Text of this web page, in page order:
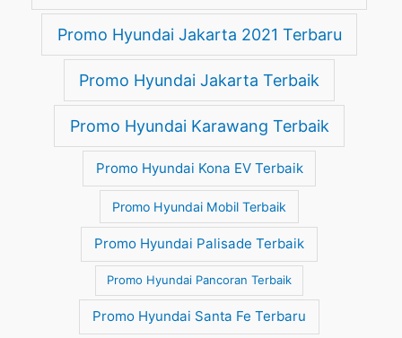
Promo Hyundai Jakarta 2021 Terbaru
Promo Hyundai Jakarta Terbaik
Promo Hyundai Karawang Terbaik
Promo Hyundai Kona EV Terbaik
Promo Hyundai Mobil Terbaik
Promo Hyundai Palisade Terbaik
Promo Hyundai Pancoran Terbaik
Promo Hyundai Santa Fe Terbaru